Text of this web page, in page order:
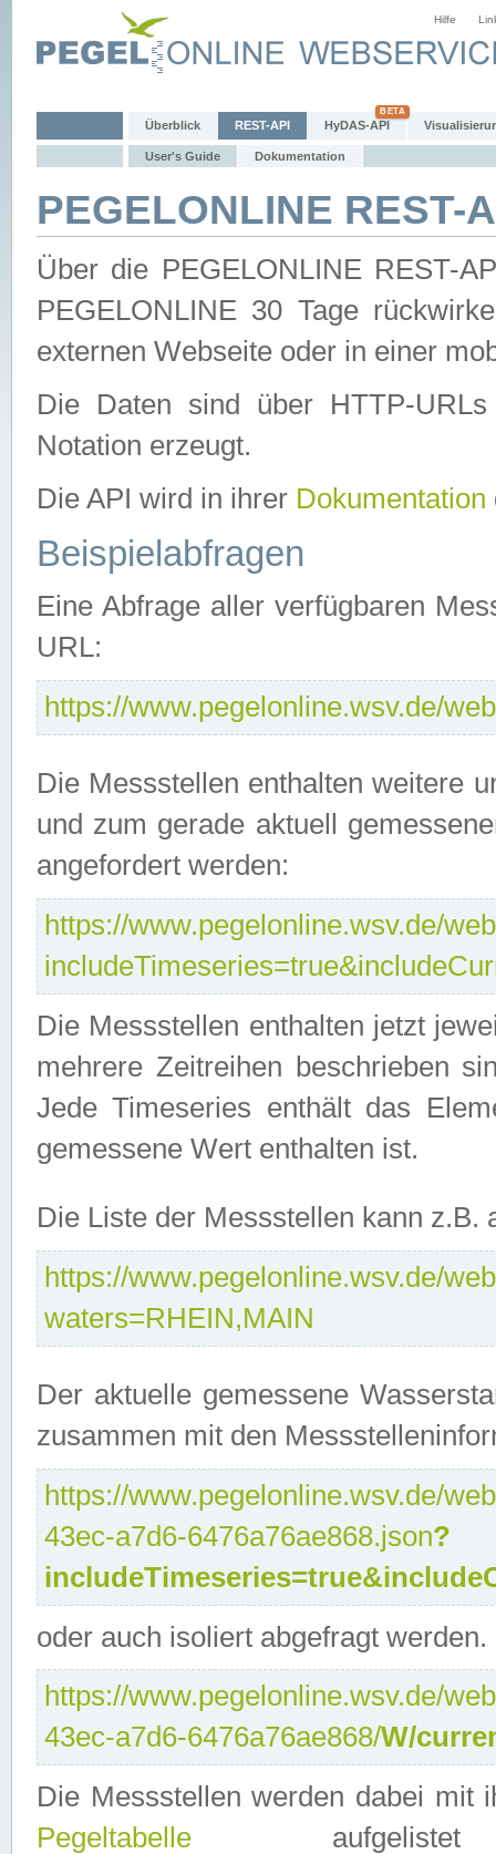
Hilfe
Überblick REST-API HyDAS-API
User's Guide Dokumentation
PEGELONLINE REST-
Über die PEGELONLINE REST-
PEGELONLINE 30 Tage
externen Webseite oder in einer
Die Daten sind über HTTP-
Notation erzeugt.
Die API wird in ihrer Dokumentation
Beispielabfragen
Eine Abfrage aller verfügbaren
URL:
https://www.pegelonline.wsv.de/
Die Messstellen enthalten weitere
und zum gerade aktuell
angefordert werden:
https://www.pegelonline.wsv.de/
Die Messstellen enthalten jetzt
mehrere Zeitreihen beschrieben
Jede Timeseries enthält das
gemessene Wert enthalten ist.
Die Liste der Messstellen kann
https://www.pegelonline.wsv.de/
waters=RHEIN,MAIN
Der aktuelle gemessene
zusammen mit den
https://www.pegelonline.wsv.de/
43ec-a7d6-6476a76ae868.json?
oder auch isoliert abgefragt werden.
https://www.pegelonline.wsv.de/
43ec-a7d6-6476a76ae868/W/
Die Messstellen werden dabei mit
Pegeltabelle